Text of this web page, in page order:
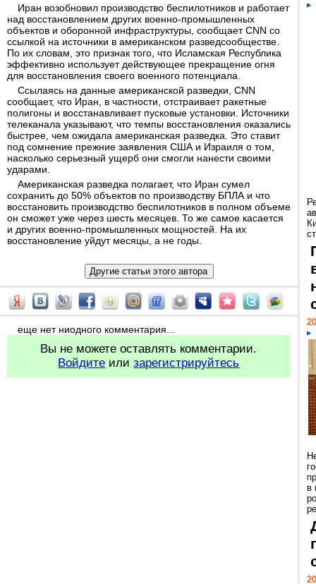
Иран возобновил производство беспилотников и работает
над восстановлением других военно-промышленных
объектов и оборонной инфраструктуры, сообщает CNN со
ссылкой на источники в американском разведсообществе.
По их словам, это признак того, что Исламская Республика
эффективно использует действующее прекращение огня
для восстановления своего военного потенциала.
Ссылаясь на данные американской разведки, CNN
сообщает, что Иран, в частности, отстраивает ракетные
полигоны и восстанавливает пусковые установки. Источники
телеканала указывают, что темпы восстановления оказались
быстрее, чем ожидала американская разведка. Это ставит
под сомнение прежние заявления США и Израиля о том,
насколько серьезный ущерб они смогли нанести своими
ударами.
Американская разведка полагает, что Иран сумел
сохранить до 50% объектов по производству БПЛА и что
восстановить производство беспилотников в полном объеме
он сможет уже через шесть месяцев. То же самое касается
и других военно-промышленных мощностей. На их
восстановление уйдут месяцы, а не годы.
еще нет ниодного комментария...
Вы не можете оставлять комментарии.
Войдите илизарегистрируйтесь
в